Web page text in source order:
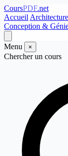
CoursPDF.net
Accueil
Conception &
Menu ×
Chercher un cours